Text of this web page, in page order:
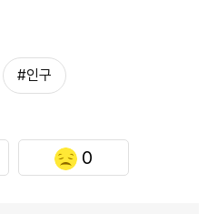
#인구
0